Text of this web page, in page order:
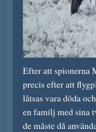
Efter att spionerna
precis efter att
låtsas vara döda
en familj med sina
de måste då